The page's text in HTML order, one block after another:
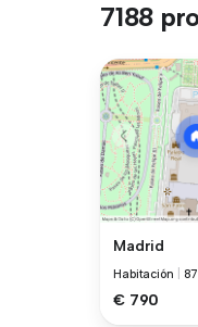
7188
Madrid
Habitación
€ 790